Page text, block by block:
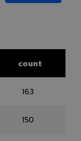
count
163
150